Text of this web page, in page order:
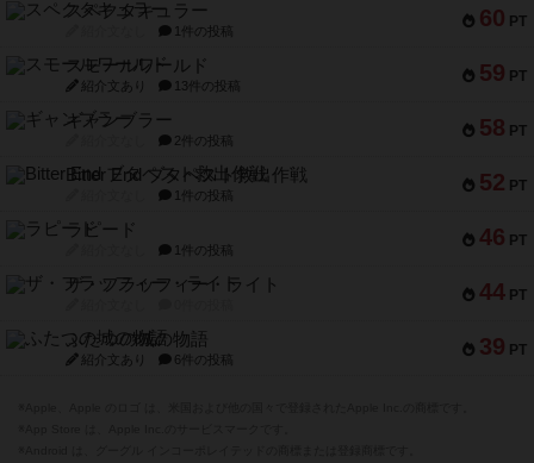
60 PT
スペクタキュラー
1件の投稿
59 PT
スモールワールド
紹介文あり 13件の投稿
58 PT
ギャンブラー
2件の投稿
52 PT
Bitter End ブタペスト救出作戦
1件の投稿
46 PT
ラピード
1件の投稿
44 PT
ザ・フラッフィー・ライト
39 PT
ふたつの城の物語
紹介文あり 6件の投稿